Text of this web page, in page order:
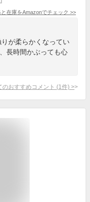
在庫をAmazonでチェック >>
が柔らかくなってい
長時間かぶっても心
のおすすめコメント (1 件) >